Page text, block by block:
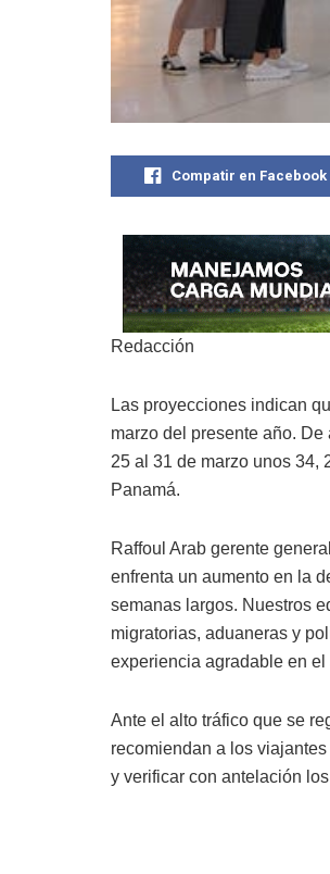
Compatir en Facebook
Redacción
Las proyecciones indican
marzo del presente año.
25 al 31 de marzo unos 34,
Panamá.
Raffoul Arab gerente
enfrenta un aumento en la
semanas largos. Nuestros
migratorias, aduaneras y
experiencia agradable en el
Ante el alto tráfico que se
recomiendan a los
y verificar con antelación